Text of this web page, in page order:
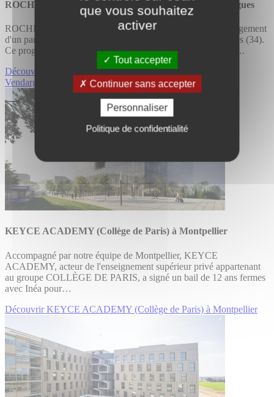
que vous souhaitez
activer
Tout accepter
Continuer sans accepter
Personnaliser
Politique de confidentialité
ROCHE DUBAR acquiert un parc d’activités à Vendargues
ROCHE DUBAR a fait l'acquisition auprès de GGL Aménagement
d'un parc d'activités situé dans la ZI du Salaison à Vendargues (34).
Ce programme se développe sur deux bâtiments et totalise 6…
Découvrir ROCHE DUBAR acquiert un parc d’activités à
Vendargues
KEYCE ACADEMY (Collège de Paris) à Montpellier
Accompagné par notre équipe de Montpellier, KEYCE
ACADEMY, acteur de l'enseignement supérieur privé appartenant
au groupe COLLÈGE DE PARIS, a signé un bail de 12 ans fermes
avec Inéa pour…
Découvrir KEYCE ACADEMY (Collège de Paris) à Montpellier